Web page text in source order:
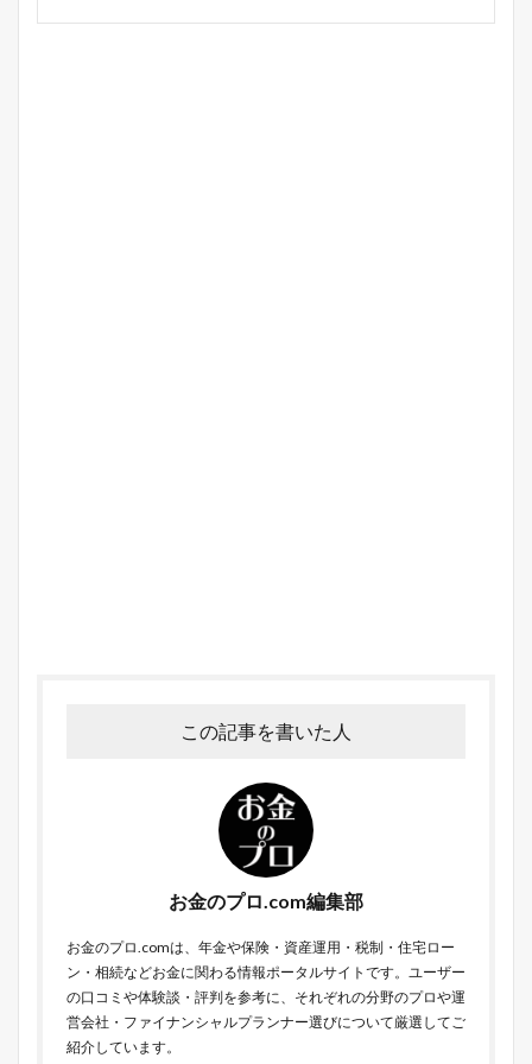
この記事を書いた人
お金のプロ.com編集部
お金のプロ.comは、年金や保険・資産運用・税制・住宅ロー
ン・相続などお金に関わる情報ポータルサイトです。ユーザー
の口コミや体験談・評判を参考に、それぞれの分野のプロや運
営会社・ファイナンシャルプランナー選びについて厳選してご
紹介しています。